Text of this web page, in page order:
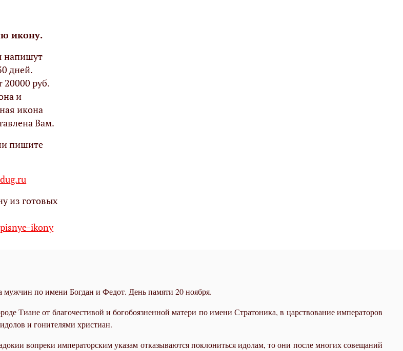
икону.
напишут
дней.
20000 руб.
и
икона
Вам.
пишите
из готовых
ikony
по имени Богдан и Федот. День памяти 20 ноября.
Ти­ане от бла­го­че­сти­вой и бо­го­бо­яз­нен­ной ма­те­ри по име­ни Стра­то­ни­ка, в цар­ство­ва­ние им­пе­ра­то­ров
и го­ни­те­ля­ми хри­сти­ан.
во­пре­ки им­пе­ра­тор­ским ука­зам от­ка­зы­ва­ют­ся по­кло­нить­ся идо­лам, то они по­сле мно­гих со­ве­ща­ний